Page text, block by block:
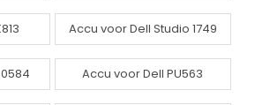
Accu voor Dell Studio 1749
Accu voor Dell PU563